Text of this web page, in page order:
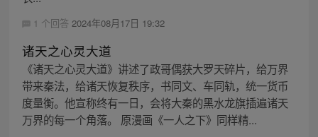
1 个回答 2024年08月17日 19:32
诸天之心灵大道
《诸天之心灵大道》讲述了政哥偶获大罗天碎片，给万界
带来秦法，给诸天恢复秩序，书同文、车同轨，统一货币
度量衡。他宣称终有一日，会将大秦的黑水龙旗插遍诸天
万界的每一个角落。 原漫画《一人之下》同样精...